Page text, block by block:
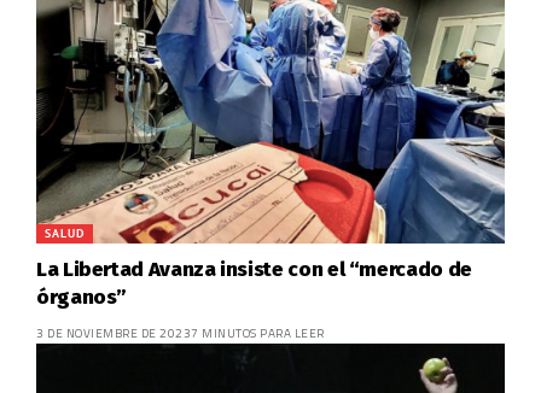
SALUD
La Libertad Avanza insiste con el “mercado de
órganos”
3 DE NOVIEMBRE DE 20237 MINUTOS PARA LEER